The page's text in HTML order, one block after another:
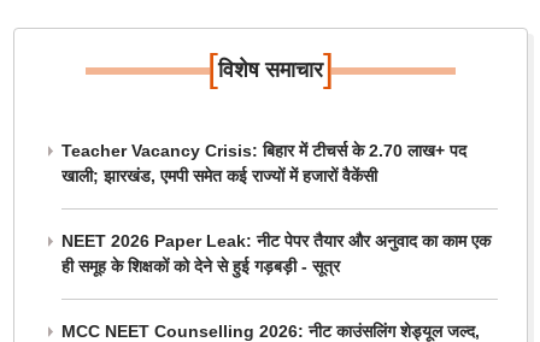
[विशेष समाचार]
Teacher Vacancy Crisis: बिहार में टीचर्स के 2.70 लाख+ पद
खाली; झारखंड, एमपी समेत कई राज्यों में हजारों वैकेंसी
NEET 2026 Paper Leak: नीट पेपर तैयार और अनुवाद का काम एक
ही समूह के शिक्षकों को देने से हुई गड़बड़ी - सूत्र
MCC NEET Counselling 2026: नीट काउंसलिंग शेड्यूल जल्द,